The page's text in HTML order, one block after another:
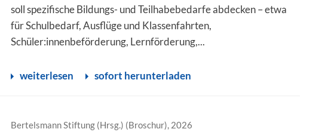
soll spezifische Bildungs- und Teilhabebedarfe abdecken – etwa
für Schulbedarf, Ausflüge und Klassenfahrten,
Schüler:innenbeförderung, Lernförderung,...
weiterlesen sofort herunterladen
Bertelsmann Stiftung (Hrsg.) (Broschur), 2026